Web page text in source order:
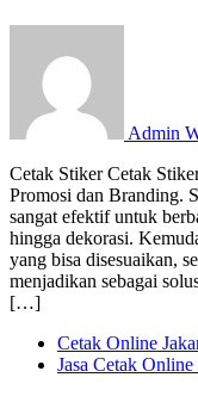
Admin
Cetak Stiker Cetak
Promosi dan Branding.
sangat efektif untuk
hingga dekorasi.
yang bisa disesuaikan,
menjadikan sebagai
[…]
Cetak Online
Jasa Cetak Online